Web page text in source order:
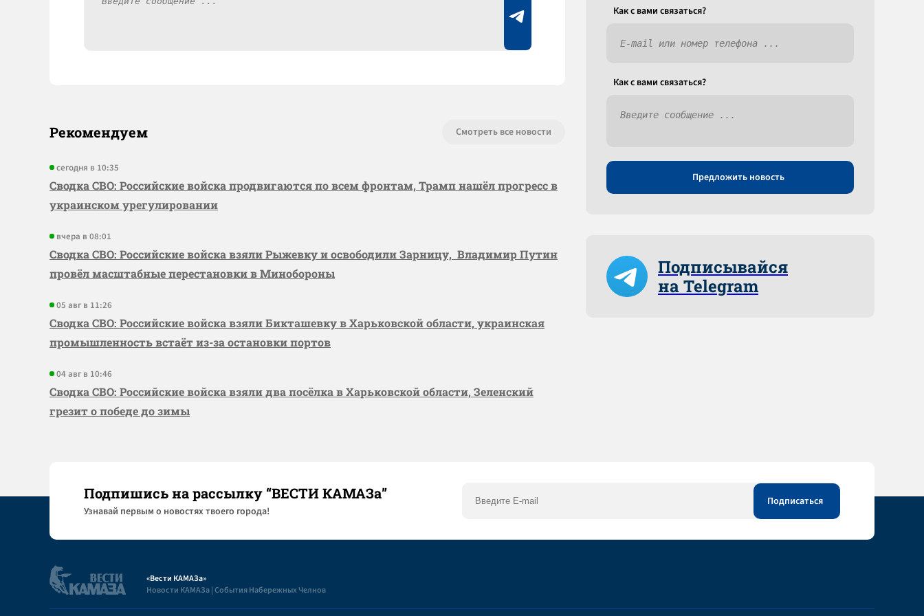
Рекомендуем Смотреть все новости
сегодня в 10:35
Сводка СВО: Российские войска продвигаются по всем фронтам, Трамп нашёл прогресс в
украинском урегулировании
вчера в 08:01
Сводка СВО: Российские войска взяли Рыжевку и освободили Зарницу, Владимир Путин
провёл масштабные перестановки в Минобороны
05 авг в 11:26
Сводка СВО: Российские войска взяли Бикташевку в Харьковской области, украинская
промышленность встаёт из-за остановки портов
04 авг в 10:46
Сводка СВО: Российские войска взяли два посёлка в Харьковской области, Зеленский
грезит о победе до зимы
Как c вами связаться?
Как c вами связаться?
Предложить новость
Подписывайся
на Telegram
Подпишись на рассылку “ВЕСТИ КАМАЗа”
Узнaвай первым о новостях твоего города!
«Вести КАМАЗа»
Новости КАМАЗа | События Набережных Челнов